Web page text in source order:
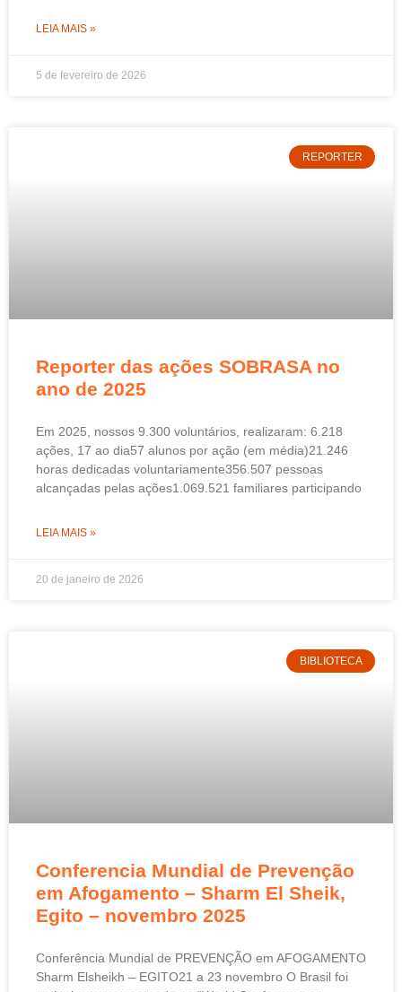
LEIA MAIS »
5 de fevereiro de 2026
REPORTER
Reporter das ações SOBRASA no
ano de 2025
Em 2025, nossos 9.300 voluntários, realizaram: 6.218
ações, 17 ao dia57 alunos por ação (em média)21.246
horas dedicadas voluntariamente356.507 pessoas
alcançadas pelas ações1.069.521 familiares participando
LEIA MAIS »
20 de janeiro de 2026
BIBLIOTECA
Conferencia Mundial de Prevenção
em Afogamento – Sharm El Sheik,
Egito – novembro 2025
Conferência Mundial de PREVENÇÃO em AFOGAMENTO
Sharm Elsheikh – EGITO21 a 23 novembro O Brasil foi